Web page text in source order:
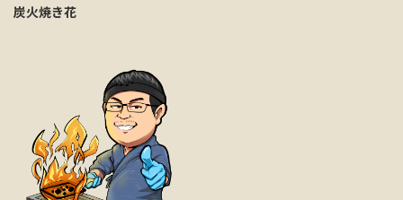
炭火焼き花